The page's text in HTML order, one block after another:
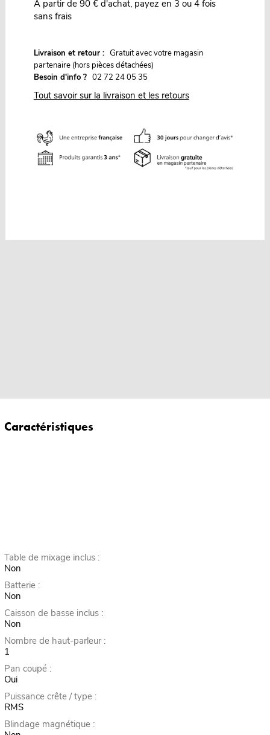
À partir de 90 € d'achat, payez en 3 ou 4 fois
sans frais
Livraison et retour : Gratuit avec votre magasin
partenaire (hors pièces détachées)
Besoin d'info ? 02 72 24 05 35
Tout savoir sur la livraison et les retours
Caractéristiques
Table de mixage inclus :
Non
Batterie :
Non
Caisson de basse inclus :
Non
Nombre de haut-parleur :
1
Pan coupé :
Oui
Puissance crête / type :
RMS
Blindage magnétique :